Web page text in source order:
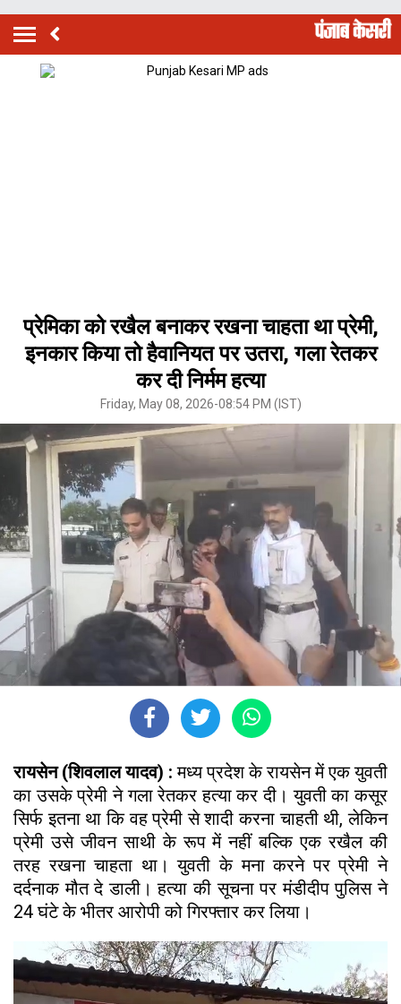
प्रेमिका को रखैल बनाकर रखना चाहता था प्रेमी,
इनकार किया तो हैवानियत पर उतरा, गला रेतकर
कर दी निर्मम हत्या
Friday, May 08, 2026-08:54 PM (IST)
रायसेन (शिवलाल यादव) : मध्य प्रदेश के रायसेन में एक युवती
का उसके प्रेमी ने गला रेतकर हत्या कर दी। युवती का कसूर
सिर्फ इतना था कि वह प्रेमी से शादी करना चाहती थी, लेकिन
प्रेमी उसे जीवन साथी के रूप में नहीं बल्कि एक रखैल की
तरह रखना चाहता था। युवती के मना करने पर प्रेमी ने
दर्दनाक मौत दे डाली। हत्या की सूचना पर मंडीदीप पुलिस ने
24 घंटे के भीतर आरोपी को गिरफ्तार कर लिया।